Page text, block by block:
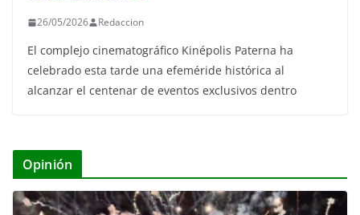
26/05/2026 Redaccion
El complejo cinematográfico Kinépolis Paterna ha
celebrado esta tarde una efeméride histórica al
alcanzar el centenar de eventos exclusivos dentro
Opinión